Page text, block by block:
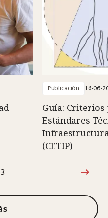
Publicación 16-06-
Guía: Criterios
Estándares
(CETIP)